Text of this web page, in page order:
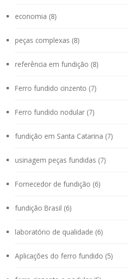
economia (8)
peças complexas (8)
referência em fundição (8)
Ferro fundido cinzento (7)
Ferro fundido nodular (7)
fundição em Santa Catarina (7)
usinagem peças fundidas (7)
Fornecedor de fundição (6)
fundição Brasil (6)
laboratório de qualidade (6)
Aplicações do ferro fundido (5)